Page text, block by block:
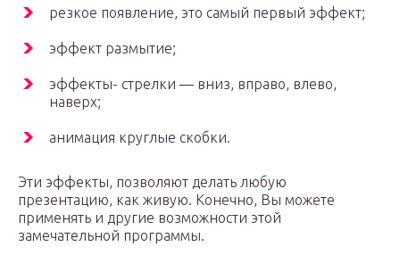
резкое появление, это самый первый эффект;
эффект размытие;
эффекты- стрелки — вниз, вправо, влево,
наверх;
анимация круглые скобки.
Эти эффекты, позволяют делать любую
презентацию, как живую. Конечно, Вы можете
применять и другие возможности этой
замечательной программы.